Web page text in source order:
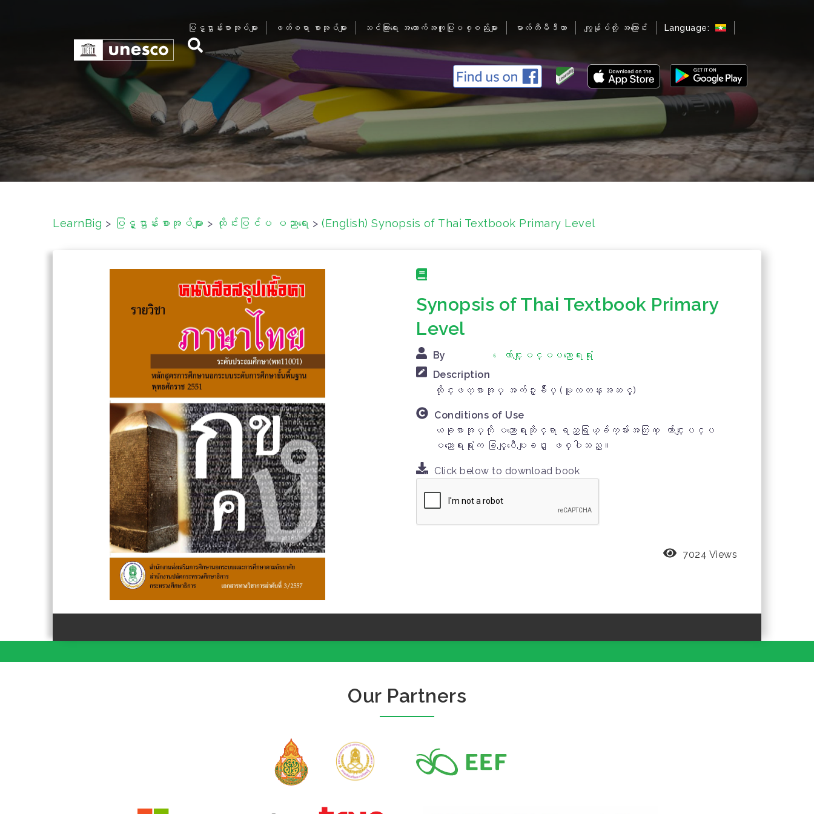
n
t
e
ပြဋ္ဌာန်းစာအုပ်များ ဖတ်စရာ စာအုပ်များ သင်ကြားရေး အထောက်အကူပြုပစ္စည်းများ မာလ်တီမီဒီယာ ကျွန်ုပ်တို့ အကြောင်း Language:
LearnBig > ပြဋ္ဌာန်းစာအုပ်များ > ထိုင်းပြင်ပ ပညာရေး > (English) Synopsis of Thai Textbook Primary Level
Synopsis of Thai Textbook Primary
Level
By
ေက်ာင္းျပင္ပပညာေရးရံုး
Description
ထိုင္းဖတ္စာအုပ္ အက်ဥ္းခ်ဳပ္ (မူလတန္းအဆင့္)
Conditions of Use
ယခုစာအုပ္ကို ပညာေရးဆိုင္ရာ ရည္ရြယ္ခ်က္မ်ားအတြက္ ေက်ာင္းျပင္ပ
ပညာေရးရံုးက ခြင့္ျပဳေပးျခင္း ျဖစ္ပါသည္။
Click below to download book
7024 Views
Our Partners